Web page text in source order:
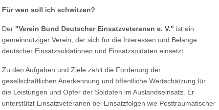
Für wen soll ich schwitzen?
Der "Verein Bund Deutscher Einsatzveteranen e. V." ist ein
gemeinnütziger Verein, der sich für die Interessen und Belange
deutscher Einsatzsoldatinnen und Einsatzsoldaten einsetzt.
Zu den Aufgaben und Ziele zählt die Förderung der
gesellschaftlichen Anerkennung und öffentliche Wertschätzung für
die Leistungen und Opfer der Soldaten im Auslandseinsatz. Er
unterstützt Einsatzveteranen bei Einsatzfolgen wie Posttraumatischer